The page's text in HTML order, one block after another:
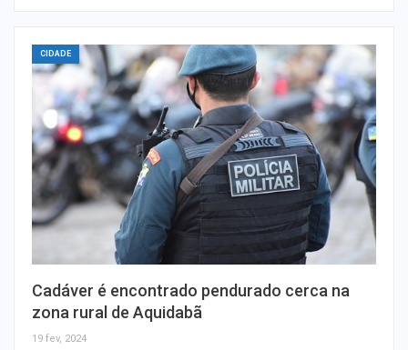
CIDADE
Cadáver é encontrado pendurado cerca na
zona rural de Aquidabã
19 fev, 2024